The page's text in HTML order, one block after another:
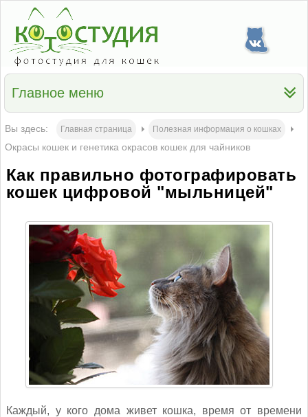
Главное меню
Вы здесь: Главная страница Полезная информация о кошках
Окрасы кошек и генетика окрасов кошек для чайников
Как правильно фотографировать
кошек цифровой "мыльницей"
Каждый, у кого дома живет кошка, время от времени